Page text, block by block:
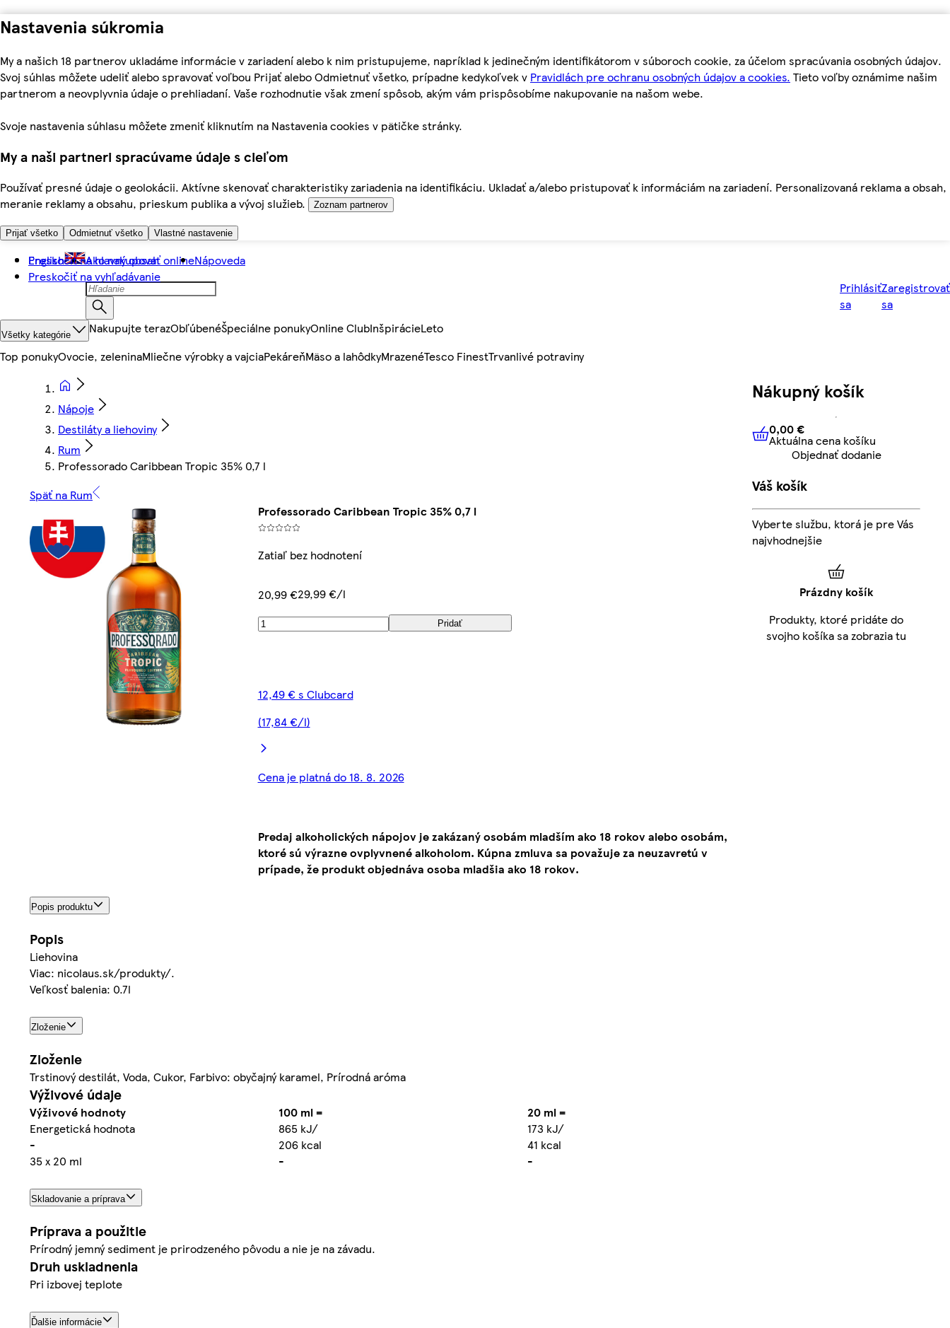
Nastavenia súkromia
My a našich 18 partnerov ukladáme informácie v zariadení alebo k nim pristupujeme, napríklad k jedinečným identifikátorom v súboroch cookie, za účelom spracúvania osobných údajov.
Svoj súhlas môžete udeliť alebo spravovať voľbou Prijať alebo Odmietnuť všetko, prípadne kedykoľvek v Pravidlách pre ochranu osobných údajov a cookies. Tieto voľby oznámime našim
partnerom a neovplyvnia údaje o prehliadaní. Vaše rozhodnutie však zmení spôsob, akým vám prispôsobíme nakupovanie na našom webe.
Svoje nastavenia súhlasu môžete zmeniť kliknutím na Nastavenia cookies v pätičke stránky.
My a naši partneri spracúvame údaje s cieľom
Používať presné údaje o geolokácii. Aktívne skenovať charakteristiky zariadenia na identifikáciu. Ukladať a/alebo pristupovať k informáciám na zariadení. Personalizovaná reklama a obsah,
meranie reklamy a obsahu, prieskum publika a vývoj služieb.
Zoznam partnerov
Prijať všetko Odmietnuť všetko Vlastné nastavenie
Preskočiť na hlavný obsah
Preskočiť na vyhľadávanie
English Ako nakupovať onlineNápoveda
Prihlásiť
sa
Zaregistrovať
sa
Všetky kategórie Nakupujte terazObľúbenéŠpeciálne ponukyOnline ClubInšpirácieLeto
Top ponukyOvocie, zeleninaMliečne výrobky a vajciaPekáreňMäso a lahôdkyMrazenéTesco FinestTrvanlivé potraviny
Nápoje
Destiláty a liehoviny
Rum
Professorado Caribbean Tropic 35% 0,7 l
Späť na Rum
Professorado Caribbean Tropic 35% 0,7 l
Zatiaľ bez hodnotení
20,99 €29,99 €/l
Pridať
12,49 € s Clubcard
(17,84 €/l)
Cena je platná do 18. 8. 2026
Predaj alkoholických nápojov je zakázaný osobám mladším ako 18 rokov alebo osobám,
ktoré sú výrazne ovplyvnené alkoholom. Kúpna zmluva sa považuje za neuzavretú v
prípade, že produkt objednáva osoba mladšia ako 18 rokov.
Popis produktu
Popis
Liehovina
Viac: nicolaus.sk/produkty/.
Veľkosť balenia: 0.7l
Zloženie
Zloženie
Trstinový destilát, Voda, Cukor, Farbivo: obyčajný karamel, Prírodná aróma
Výživové údaje
Výživové hodnoty 100 ml =
20 ml =
Energetická hodnota
865 kJ/
173 kJ/
-
206 kcal
41 kcal
35 x 20 ml
- -
Skladovanie a príprava
Príprava a použitie
Prírodný jemný sediment je prirodzeného pôvodu a nie je na závadu.
Druh uskladnenia
Pri izbovej teplote
Ďalšie informácie
Nákupný košík
0,00 € Aktuálna cena košíku
0,00 €
Aktuálna cena košíku
Objednať dodanie
Váš košík
Vyberte službu, ktorá je pre Vás
najvhodnejšie
Prázdny košík
Produkty, ktoré pridáte do
svojho košíka sa zobrazia tu